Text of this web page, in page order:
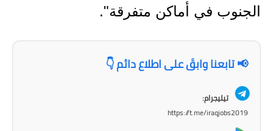
المرحلة الابتدائية
المرحلة المتوسطة
المرحلة الاعدادية
الجنوب في أماكن متفرقة".
📢 تابعنا وابقَ على اطلاع دائم 👇
تيليجرام:
https://t.me/iraqjobs2019